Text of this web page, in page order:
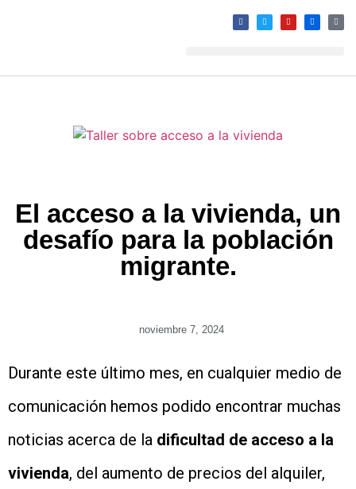
El acceso a la vivienda, un
desafío para la población
migrante.
noviembre 7, 2024
Durante este último mes, en cualquier medio de
comunicación hemos podido encontrar muchas
noticias acerca de la dificultad de acceso a la
vivienda, del aumento de precios del alquiler,